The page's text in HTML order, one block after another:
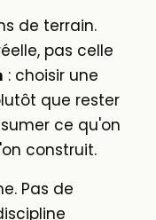
de terrain.
pas celle
: choisir une
que rester
ce qu'on
construit.
Pas de